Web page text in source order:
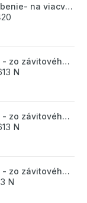
Zverné šróbenie- na viacvrstvové potrubie ALPEX - 14x2 ALU-EK
Prechodka - zo závitového potrubia na zverné šróbenie - 3/4"FxEK; nikel
N
Prechodka - zo závitového potrubia na zverné šróbenie - 1/2"FxEK; nikel
N
Prechodka - zo závitového potrubia na zverné šróbenie - 1/2"FxM24;
N